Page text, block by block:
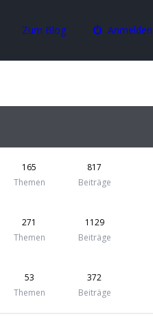
Zum Blog Anmelden
165
Themen
817
Beiträge
271
Themen
1129
Beiträge
53
Themen
372
Beiträge